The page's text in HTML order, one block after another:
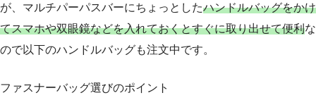
が、マルチパーパスバーにちょっとしたハンドルバッグをかけ
てスマホや双眼鏡などを入れておくとすぐに取り出せて便利な
ので以下のハンドルバッグも注文中です。
ファスナーバッグ選びのポイント